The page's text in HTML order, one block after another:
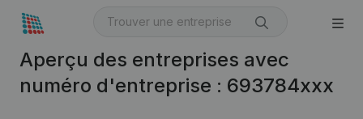
Aperçu des entreprises avec
numéro d'entreprise : 693784xxx